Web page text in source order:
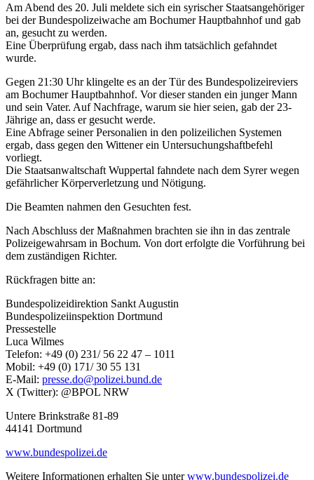
Am Abend des 20. Juli meldete sich ein syrischer Staatsangehöriger
bei der Bundespolizeiwache am Bochumer Hauptbahnhof und gab
an, gesucht zu werden.
Eine Überprüfung ergab, dass nach ihm tatsächlich gefahndet
wurde.
Gegen 21:30 Uhr klingelte es an der Tür des Bundespolizeireviers
am Bochumer Hauptbahnhof. Vor dieser standen ein junger Mann
und sein Vater. Auf Nachfrage, warum sie hier seien, gab der 23-
Jährige an, dass er gesucht werde.
Eine Abfrage seiner Personalien in den polizeilichen Systemen
ergab, dass gegen den Wittener ein Untersuchungshaftbefehl
vorliegt.
Die Staatsanwaltschaft Wuppertal fahndete nach dem Syrer wegen
gefährlicher Körperverletzung und Nötigung.
Die Beamten nahmen den Gesuchten fest.
Nach Abschluss der Maßnahmen brachten sie ihn in das zentrale
Polizeigewahrsam in Bochum. Von dort erfolgte die Vorführung bei
dem zuständigen Richter.
Rückfragen bitte an:
Bundespolizeidirektion Sankt Augustin
Bundespolizeiinspektion Dortmund
Pressestelle
Luca Wilmes
Telefon: +49 (0) 231/ 56 22 47 – 1011
Mobil: +49 (0) 171/ 30 55 131
E-Mail: presse.do@polizei.bund.de
X (Twitter): @BPOL NRW
Untere Brinkstraße 81-89
44141 Dortmund
www.bundespolizei.de
Weitere Informationen erhalten Sie unterwww.bundespolizei.de